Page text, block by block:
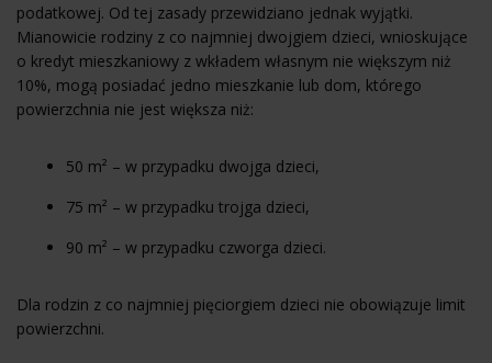
podatkowej. Od tej zasady przewidziano jednak wyjątki.
Mianowicie rodziny z co najmniej dwojgiem dzieci, wnioskujące
o kredyt mieszkaniowy z wkładem własnym nie większym niż
10%, mogą posiadać jedno mieszkanie lub dom, którego
powierzchnia nie jest większa niż:
50 m² – w przypadku dwojga dzieci,
75 m² – w przypadku trojga dzieci,
90 m² – w przypadku czworga dzieci.
Dla rodzin z co najmniej pięciorgiem dzieci nie obowiązuje limit
powierzchni.